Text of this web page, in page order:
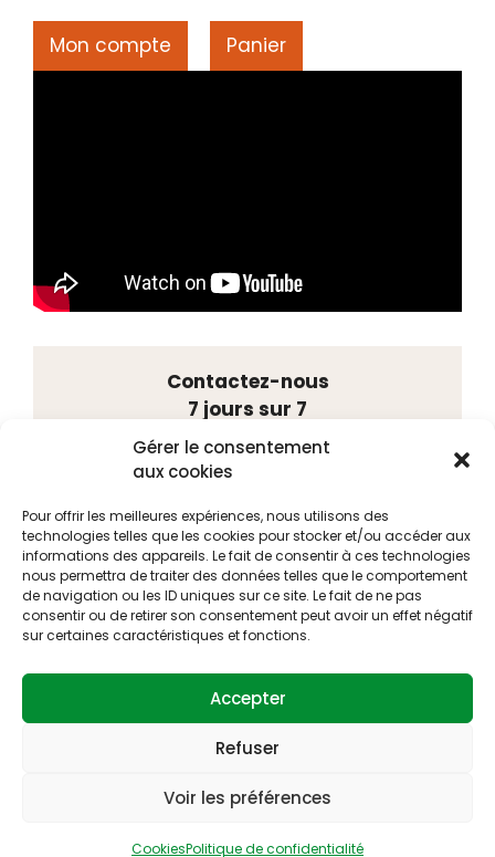
Gérer le consentement
aux cookies
Pour offrir les meilleures expériences, nous utilisons des
technologies telles que les cookies pour stocker et/ou accéder aux
informations des appareils. Le fait de consentir à ces technologies
nous permettra de traiter des données telles que le comportement
de navigation ou les ID uniques sur ce site. Le fait de ne pas
consentir ou de retirer son consentement peut avoir un effet négatif
sur certaines caractéristiques et fonctions.
Accepter
Refuser
Voir les préférences
CookiesPolitique de confidentialité
Mon compte Panier
Contactez-nous
7 jours sur 7
Tél. 02 41 88 75 55
Port. 06 48 20 15 41
49100 ANGERS
Personnel de l’éducation,
face aux risques de nos métiers la défense
associative est
incontournable
Adhérez en ligne
Cookies|Confidentialité|Contact